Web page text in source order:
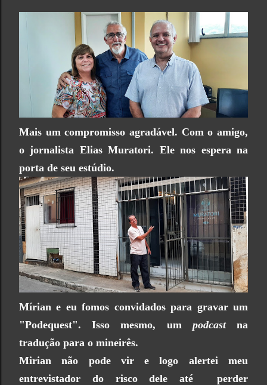
Mais um compromisso agradável. Com o amigo,
o jornalista Elias Muratori. Ele nos espera na
porta de seu estúdio.
Mírian e eu fomos convidados para gravar um
"Podequest". Isso mesmo, um podcastna
tradução para o mineirês.
Mirian não pode vir e logo alertei meu
entrevistador do risco dele até perder